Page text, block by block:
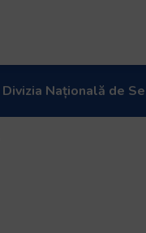
Divizia Națională de